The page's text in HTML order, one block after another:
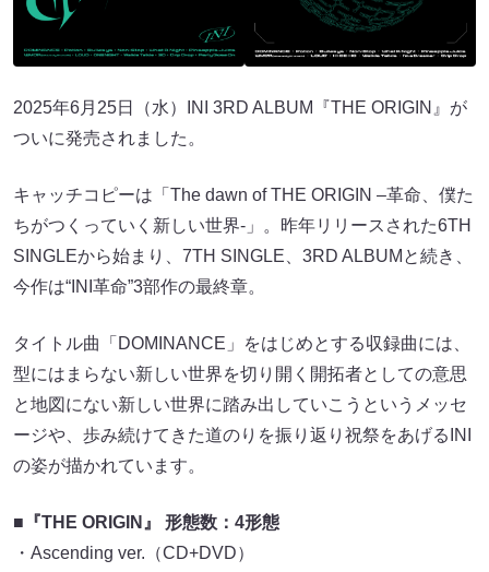
2025年6月25日（水）INI 3RD ALBUM『THE ORIGIN』が
ついに発売されました。
キャッチコピーは「The dawn of THE ORIGIN –革命、僕た
ちがつくっていく新しい世界-」。昨年リリースされた6TH
SINGLEから始まり、7TH SINGLE、3RD ALBUMと続き、
今作は“INI革命”3部作の最終章。
タイトル曲「DOMINANCE」をはじめとする収録曲には、
型にはまらない新しい世界を切り開く開拓者としての意思
と地図にない新しい世界に踏み出していこうというメッセ
ージや、歩み続けてきた道のりを振り返り祝祭をあげるINI
の姿が描かれています。
■『THE ORIGIN』 形態数：4形態
・Ascending ver.（CD+DVD）